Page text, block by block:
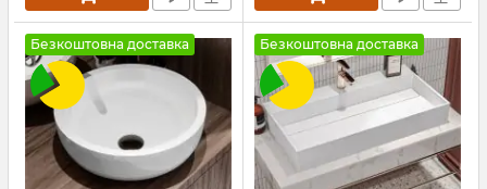
Безкоштовна доставка Безкоштовна доставка